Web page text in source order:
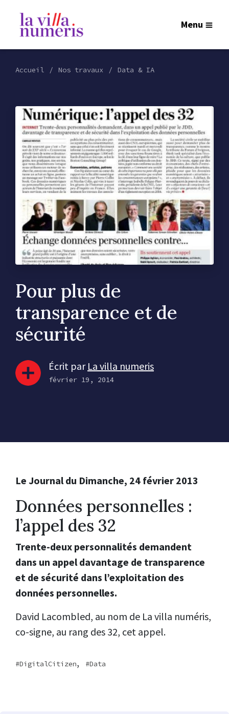
Menu
Accueil Nos travaux Data & IA
Pour plus de
transparence et de
sécurité
Écrit par La villa numeris
février 19, 2014
Le Journal du Dimanche, 24 février 2013
Données personnelles :
l’appel des 32
Trente-deux personnalités demandent
dans un appel davantage de transparence
et de sécurité dans l’exploitation des
données personnelles.
David Lacombled, au nom de La villa numéris,
co-signe, au rang des 32, cet appel.
DigitalCitizen, Data